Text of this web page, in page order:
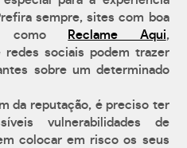
sempre, sites com boa
como
Reclame Aqui,
redes sociais podem trazer
sobre um determinado
da reputação, é preciso ter
vulnerabilidades de
colocar em risco os seus